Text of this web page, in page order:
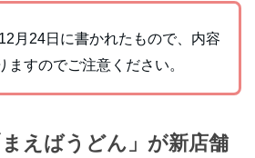
月24日に書かれたもので、内容
ますのでご注意ください。
えばうどん」が新店舗